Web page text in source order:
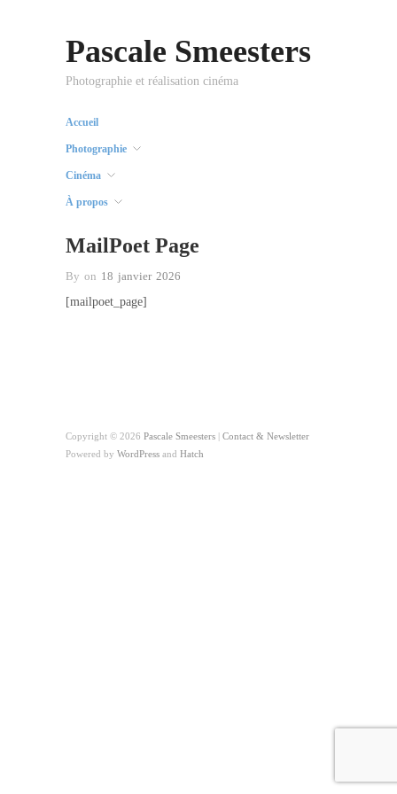
Pascale Smeesters
Photographie et réalisation cinéma
Accueil
Photographie
Cinéma
À propos
MailPoet Page
By on 18 janvier 2026
[mailpoet_page]
Copyright © 2026 Pascale Smeesters | Contact & Newsletter
Powered by WordPress and Hatch